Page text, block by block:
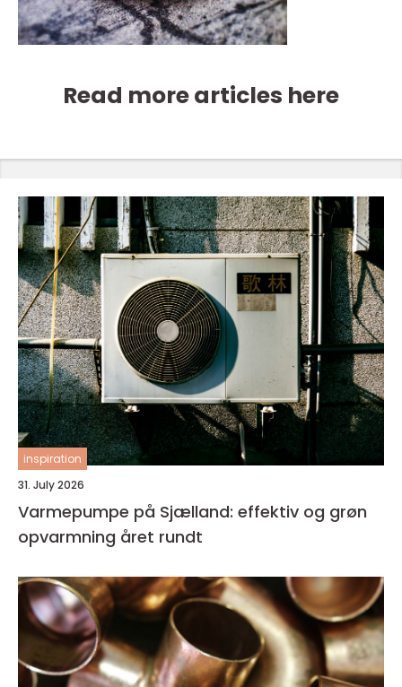
Read more articles here
inspiration
31. July 2026
Varmepumpe på Sjælland: effektiv og grøn
opvarmning året rundt